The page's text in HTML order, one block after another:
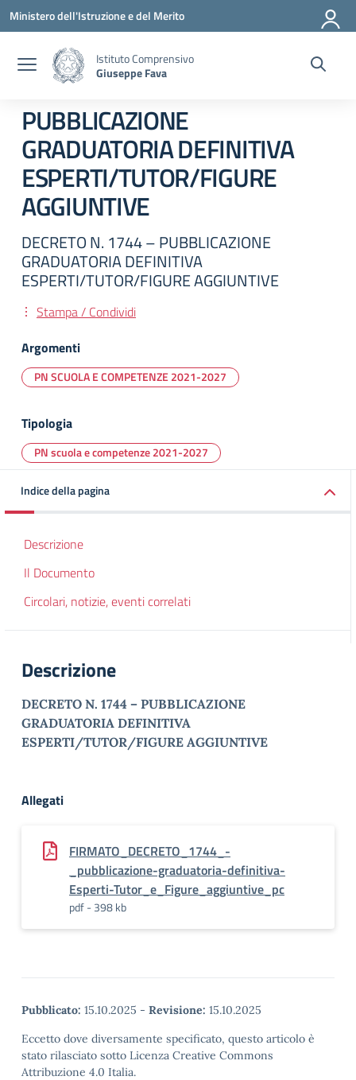
Vai ai contenuti
Vai al menu di navigazione
Vai al footer
Ministero dell'Istruzione e del Merito
Istituto Comprensivo
Giuseppe Fava
PUBBLICAZIONE
GRADUATORIA DEFINITIVA
ESPERTI/TUTOR/FIGURE
AGGIUNTIVE
DECRETO N. 1744 – PUBBLICAZIONE
GRADUATORIA DEFINITIVA
ESPERTI/TUTOR/FIGURE AGGIUNTIVE
Stampa / Condividi
Argomenti
PN SCUOLA E COMPETENZE 2021-2027
Tipologia
PN scuola e competenze 2021-2027
Indice della pagina
Descrizione
Il Documento
Circolari, notizie, eventi correlati
Descrizione
DECRETO N. 1744 – PUBBLICAZIONE
GRADUATORIA DEFINITIVA
ESPERTI/TUTOR/FIGURE AGGIUNTIVE
Allegati
FIRMATO_DECRETO_1744_-
_pubblicazione-graduatoria-definitiva-
Esperti-Tutor_e_Figure_aggiuntive_pc
pdf - 398 kb
Pubblicato: 15.10.2025 - Revisione: 15.10.2025
Eccetto dove diversamente specificato, questo articolo è
stato rilasciato sotto Licenza Creative Commons
Attribuzione 4.0 Italia.